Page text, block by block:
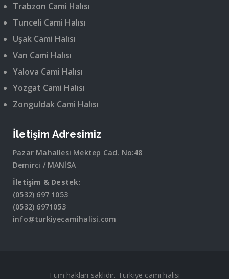
Trabzon Cami Halısı
Tunceli Cami Halısı
Uşak Cami Halısı
Van Cami Halısı
Yalova Cami Halısı
Yozgat Cami Halısı
Zonguldak Cami Halısı
İletişim Adresimiz
Pazar Mahallesi Mektep Cad. No:48
Demirci / MANİSA
İletişim & Destek:
(0532) 697 1053
(0532) 6971053
info@turkiyecamihalisi.com
Tüm hakları saklıdır. Türkiye cami halısı